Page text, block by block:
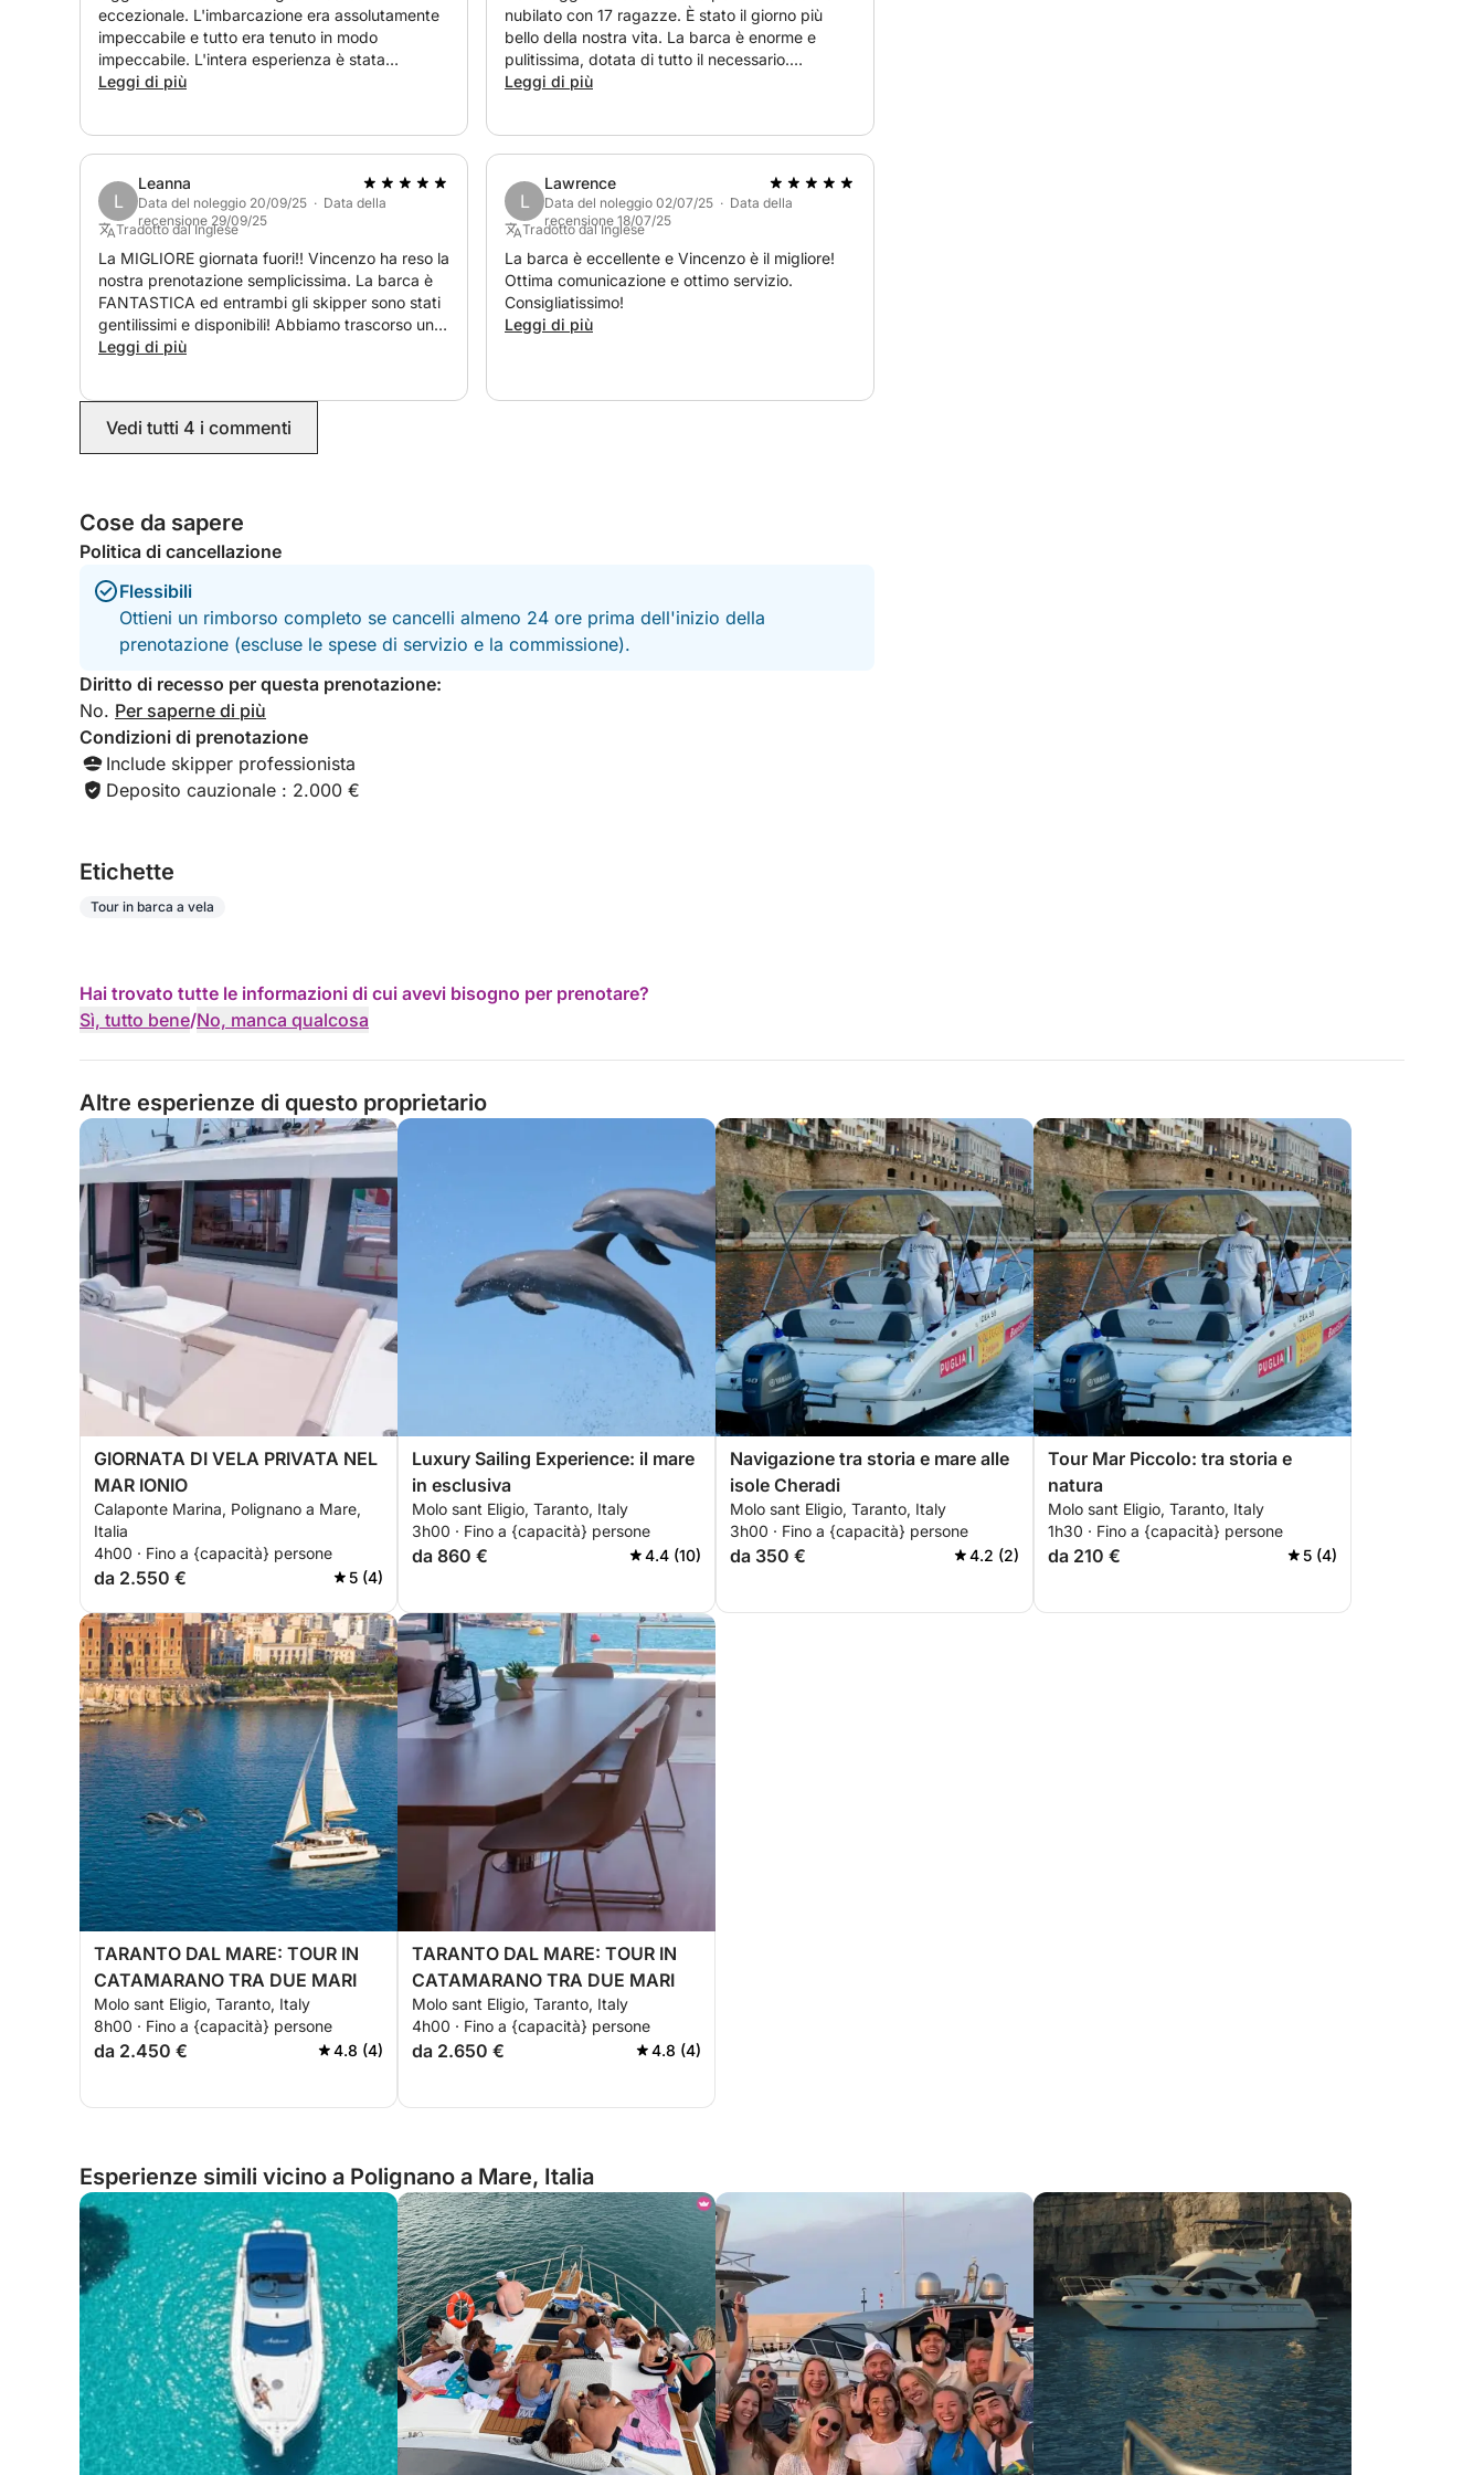
Alle 17:30, lo yacht inizia il suo viaggio di ritorno a Taranto, offrendo splendide viste sullo
skyline della città prima dello sbarco alle 18:00.
Nota bene: il prezzo della barca è di 3355 €, l'equipaggio di 700 € (3 persone) e il carburante
di 200 € sono esclusi e pagabili a parte.
eccezionale. L'imbarcazione era assolutamente
impeccabile e tutto era tenuto in modo
impeccabile. L'intera esperienza è stata
rilassante, piacevole e incredibilmente
splendida esperienza!
Leggi di più
nubilato con 17 ragazze. È stato il giorno più
bello della nostra vita. La barca è enorme e
pulitissima, dotata di tutto il necessario.
Vincenzo e il suo team sono stati fenomenali!
Leggi di più
L
Leanna
Data del noleggio 20/09/25 · Data della
recensione 29/09/25
Tradotto dal Inglese
La MIGLIORE giornata fuori!! Vincenzo ha reso la
nostra prenotazione semplicissima. La barca è
FANTASTICA ed entrambi gli skipper sono stati
gentilissimi e disponibili! Abbiamo trascorso una
giornata incredibile navigando da Taranto verso
Leggi di più
L
Lawrence
Data del noleggio 02/07/25 · Data della
recensione 18/07/25
Tradotto dal Inglese
La barca è eccellente e Vincenzo è il migliore!
Ottima comunicazione e ottimo servizio.
Consigliatissimo!
Leggi di più
Vedi tutti 4 i commenti
Cose da sapere
Politica di cancellazione
Flessibili
Ottieni un rimborso completo se cancelli almeno 24 ore prima dell'inizio della
prenotazione (escluse le spese di servizio e la commissione).
Diritto di recesso per questa prenotazione:
No. Per saperne di più
Condizioni di prenotazione
Include skipper professionista
Deposito cauzionale : 2.000 €
Etichette
Tour in barca a vela
Hai trovato tutte le informazioni di cui avevi bisogno per prenotare?
Sì, tutto bene/No, manca qualcosa
Altre esperienze di questo proprietario
GIORNATA DI VELA PRIVATA NEL
MAR IONIO
Calaponte Marina, Polignano a Mare,
Italia
4h00 · Fino a {capacità} persone
da 2.550 € 5 (4)
Luxury Sailing Experience: il mare
in esclusiva
Molo sant Eligio, Taranto, Italy
3h00 · Fino a {capacità} persone
da 860 € 4.4 (10)
Navigazione tra storia e mare alle
isole Cheradi
Molo sant Eligio, Taranto, Italy
3h00 · Fino a {capacità} persone
da 350 € 4.2 (2)
Tour Mar Piccolo: tra storia e
natura
Molo sant Eligio, Taranto, Italy
1h30 · Fino a {capacità} persone
da 210 € 5 (4)
TARANTO DAL MARE: TOUR IN
CATAMARANO TRA DUE MARI
Molo sant Eligio, Taranto, Italy
8h00 · Fino a {capacità} persone
da 2.450 € 4.8 (4)
TARANTO DAL MARE: TOUR IN
CATAMARANO TRA DUE MARI
Molo sant Eligio, Taranto, Italy
4h00 · Fino a {capacità} persone
da 2.650 € 4.8 (4)
Esperienze simili vicino a Polignano a Mare, Italia